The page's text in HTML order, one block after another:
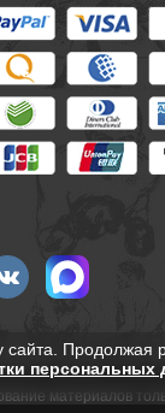
материалов
сайта. Продолжая
персональных